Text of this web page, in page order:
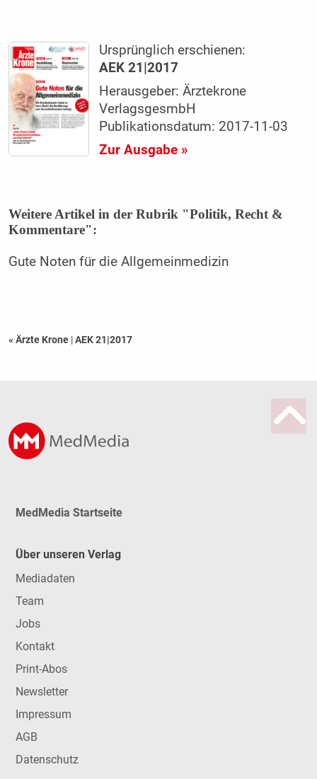
Ursprünglich erschienen:
AEK 21|2017
Herausgeber: Ärztekrone
VerlagsgesmbH
Publikationsdatum: 2017-11-03
Zur Ausgabe »
Weitere Artikel in der Rubrik "Politik, Recht &
Kommentare":
Gute Noten für die Allgemeinmedizin
« Ärzte Krone |AEK 21|2017
MedMedia Startseite
Über unseren Verlag
Mediadaten
Team
Jobs
Kontakt
Print-Abos
Newsletter
Impressum
AGB
Datenschutz